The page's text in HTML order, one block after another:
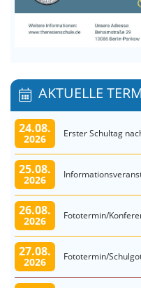
AKTUELLE
24.08.
2026 Erster Schultag
25.08.
2026
26.08.
2026 Fototermin/
27.08.
2026 Fototermin/